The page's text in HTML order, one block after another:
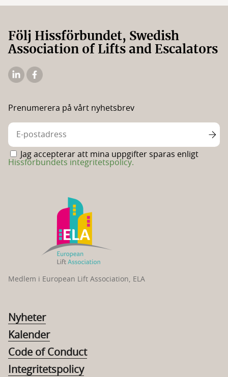
Följ Hissförbundet, Swedish
Association of Lifts and Escalators
Medlem i European Lift Association, ELA
Prenumerera på vårt nyhetsbrev
Jag accepterar att mina uppgifter sparas enligt
Hissförbundets integritetspolicy.
Nyheter
Kalender
Code of Conduct
Integritetspolicy